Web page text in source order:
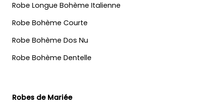
Robe Longue Bohème Italienne
Robe Bohème Courte
Robe Bohème Dos Nu
Robe Bohème Dentelle
Robes de Mariée